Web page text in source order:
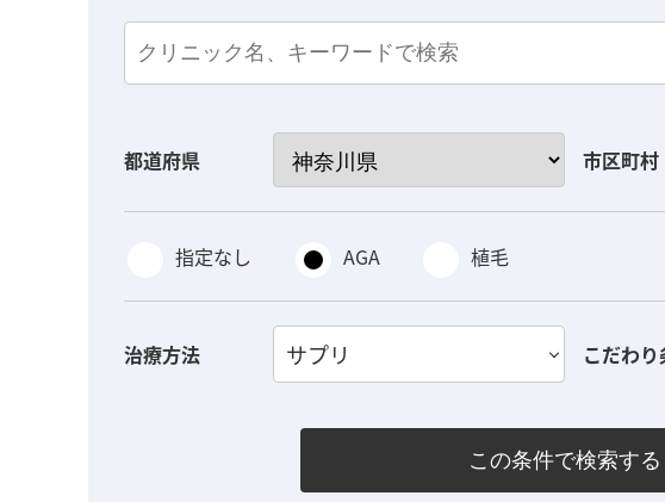
都道府県 市区町村
指定なし AGA 植毛
治療方法 サプリ こだわ
この条件で検索する